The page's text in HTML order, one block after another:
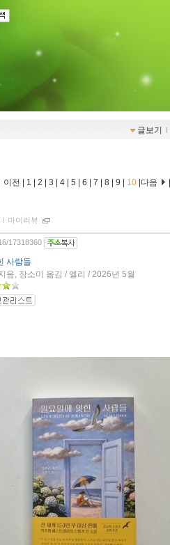
글보기 ｌ
이전 1 2 3 4 5 6 7 8 9 10 다음
ｌ 마이리뷰
17318360
사람들
음, 장소미 옮김 / 엘리 / 2026년 5월